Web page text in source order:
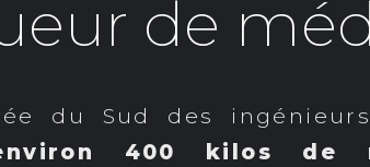
de
du Sud des
400 kilos de